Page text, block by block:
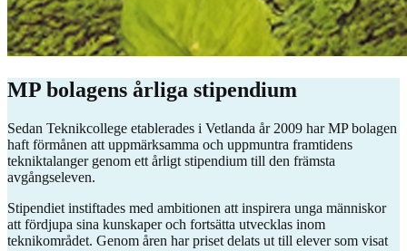
MP bolagens årliga stipendium
Sedan Teknikcollege etablerades i Vetlanda år 2009 har MP bolagen
haft förmånen att uppmärksamma och uppmuntra framtidens
tekniktalanger genom ett årligt stipendium till den främsta
avgångseleven.
Stipendiet instiftades med ambitionen att inspirera unga människor
att fördjupa sina kunskaper och fortsätta utvecklas inom
teknikområdet. Genom åren har priset delats ut till elever som visat